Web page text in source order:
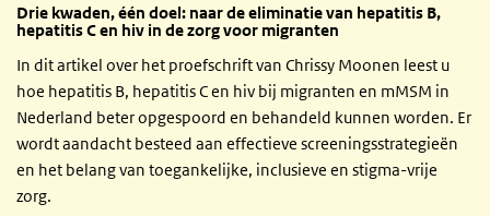
Drie kwaden, één doel: naar de eliminatie van hepatitis B,
hepatitis C en hiv in de zorg voor migranten
In dit artikel over het proefschrift van Chrissy Moonen leest u
hoe hepatitis B, hepatitis C en hiv bij migranten en mMSM in
Nederland beter opgespoord en behandeld kunnen worden. Er
wordt aandacht besteed aan effectieve screeningsstrategieën
en het belang van toegankelijke, inclusieve en stigma-vrije
zorg.